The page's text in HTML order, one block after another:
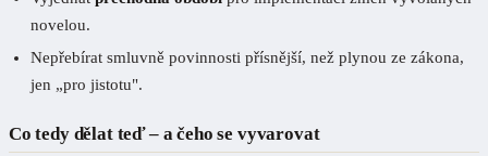
novelou.
Nepřebírat smluvně povinnosti přísnější, než plynou ze zákona,
jen „pro jistotu".
Co tedy dělat teď – a čeho se vyvarovat